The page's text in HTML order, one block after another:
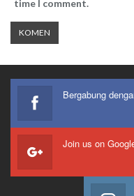
time I comment.
Join us on